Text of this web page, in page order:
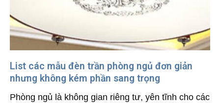
List các mẫu đèn trần phòng ngủ đơn giản
nhưng không kém phần sang trọng
Phòng ngủ là không gian riêng tư, yên tĩnh cho các